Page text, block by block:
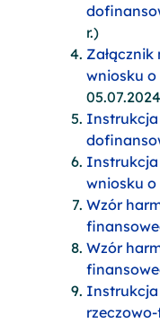
r.)
wniosku
Instrukcja
Instrukcja
wniosku
Wzór
Wzór
Instrukcja